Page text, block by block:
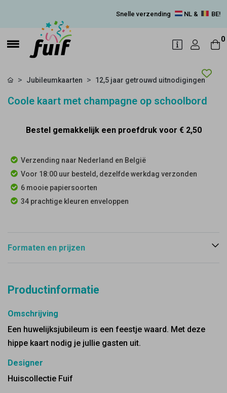
Snelle verzending NL & BE!
0
Jubileumkaarten 12,5 jaar getrouwd uitnodigingen
Coole kaart met champagne op schoolbord
Bestel gemakkelijk een proefdruk voor € 2,50
Verzending naar Nederland en België
Voor 18:00 uur besteld, dezelfde werkdag verzonden
6 mooie papiersoorten
34 prachtige kleuren enveloppen
Formaten en prijzen
Productinformatie
Omschrijving
Een huwelijksjubileum is een feestje waard. Met deze
hippe kaart nodig je jullie gasten uit.
Designer
Huiscollectie Fuif